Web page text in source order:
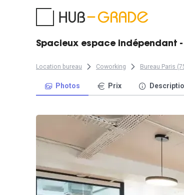
Spacieux espace indépendant -
Location bureau Coworking Bureau Paris
Photos Prix